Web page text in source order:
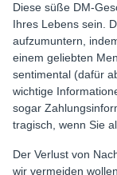
Diese süße DM-
Ihres Lebens sein.
aufzumuntern,
einem geliebten
sentimental (dafür
wichtige
sogar
tragisch, wenn Sie
Der Verlust von
wir vermeiden